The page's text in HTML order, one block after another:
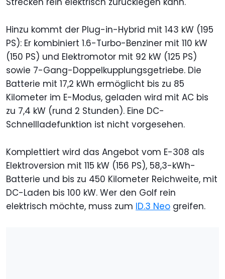
Hinzu kommt der Plug-in-Hybrid mit 143 kW (195
PS): Er kombiniert 1.6-Turbo-Benziner mit 110 kW
(150 PS) und Elektromotor mit 92 kW (125 PS)
sowie 7-Gang-Doppelkupplungsgetriebe. Die
Batterie mit 17,2 kWh ermöglicht bis zu 85
Kilometer im E-Modus, geladen wird mit AC bis
zu 7,4 kW (rund 2 Stunden). Eine DC-
Schnellladefunktion ist nicht vorgesehen.
Komplettiert wird das Angebot vom E-308 als
Elektroversion mit 115 kW (156 PS), 58,3-kWh-
Batterie und bis zu 450 Kilometer Reichweite, mit
DC-Laden bis 100 kW. Wer den Golf rein
elektrisch möchte, muss zum ID.3 Neo greifen.